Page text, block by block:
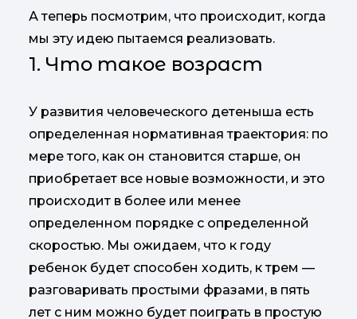
А теперь посмотрим, что происходит, когда
мы эту идею пытаемся реализовать.
1. Что такое возраст
У развития человеческого детеныша есть
определенная нормативная траектория: по
мере того, как он становится старше, он
приобретает все новые возможности, и это
происходит в более или менее
определенном порядке с определенной
скоростью. Мы ожидаем, что к году
ребенок будет способен ходить, к трем —
разговаривать простыми фразами, в пять
лет с ним можно будет поиграть в простую